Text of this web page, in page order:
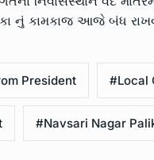
નું કામકાજ આજે બંધ
President #Local
#Navsari Nagar